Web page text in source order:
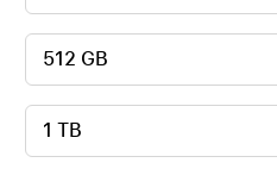
512 GB
1 TB